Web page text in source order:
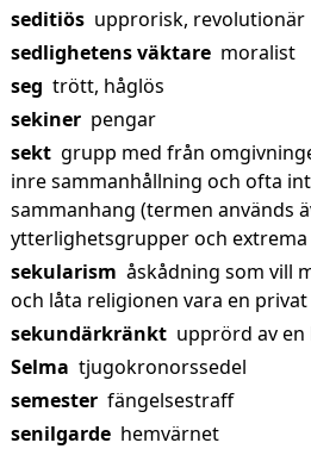
seditiös upprorisk, revolutionär
sedlighetens väktare moralist
seg trött, håglös
sekiner pengar
sekt grupp med från
inre sammanhållning och ofta
sammanhang (termen används
ytterlighetsgrupper och
sekularism åskådning som vill
och låta religionen vara en
sekundärkränkt upprörd av
Selma tjugokronorssedel
semester fängelsestraff
senilgarde hemvärnet